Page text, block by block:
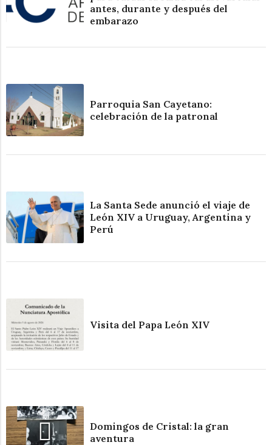
antes, durante y después del
embarazo
Parroquia San Cayetano:
celebración de la patronal
La Santa Sede anunció el viaje de
León XIV a Uruguay, Argentina y
Perú
Visita del Papa León XIV
Domingos de Cristal: la gran
aventura